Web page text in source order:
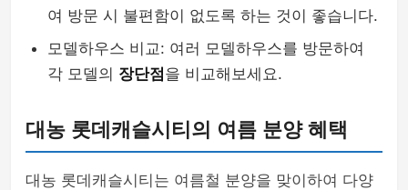
여 방문 시 불편함이 없도록 하는 것이 좋습니다.
모델하우스 비교: 여러 모델하우스를 방문하여
각 모델의 장단점을 비교해보세요.
대농 롯데캐슬시티의 여름 분양 혜택
대농 롯데캐슬시티는 여름철 분양을 맞이하여 다양